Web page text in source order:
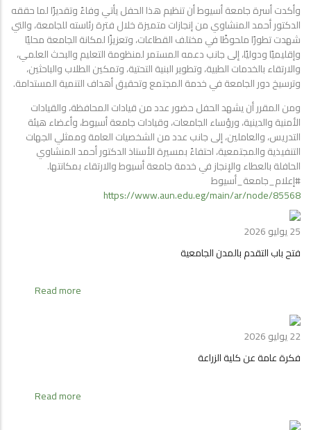
الدكتور
أحمد
تقديرًا
لمسيرته
الحافلة
والإنجاز
وأكدت أسرة جامعة أسيوط أن تنظيم هذا الحفل يأتي وفاءً وتقديرًا لما حققه
الدكتور أحمد المنشاوي من إنجازات متميزة خلال فترة رئاسته للجامعة، والتي
شهدت تطورًا ملحوظًا في مختلف القطاعات، وتعزيزًا لمكانة الجامعة محليًا
وإقليميًا ودوليًا، إلى جانب دعمه المستمر لمنظومة التعليم والبحث العلمي،
والارتقاء بالخدمات الطبية، وتطوير البنية التحتية، وتمكين الطلاب والباحثين،
وترسيخ دور الجامعة في خدمة المجتمع وتحقيق أهداف التنمية المستدامة.
ومن المقرر أن يشهد الحفل حضور عدد من قيادات المحافظة، والقيادات
الأمنية والدينية، ورؤساء الجامعات، وقيادات جامعة أسيوط، وأعضاء هيئة
التدريس، والعاملين، إلى جانب عدد من الشخصيات العامة وممثلي الجهات
التنفيذية والمجتمعية، احتفاءً بمسيرة الأستاذ الدكتور أحمد المنشاوي
الحافلة بالعطاء والإنجاز في خدمة جامعة أسيوط والارتقاء بمكانتها.
#إعلام_جامعة_أسيوط
https://www.aun.edu.eg/main/ar/node/85568
25 يوليو 2026
فتح باب التقدم بالمدن الجامعية
Read more
22 يوليو 2026
فكرة عامة عن كلية الزراعة
Read more